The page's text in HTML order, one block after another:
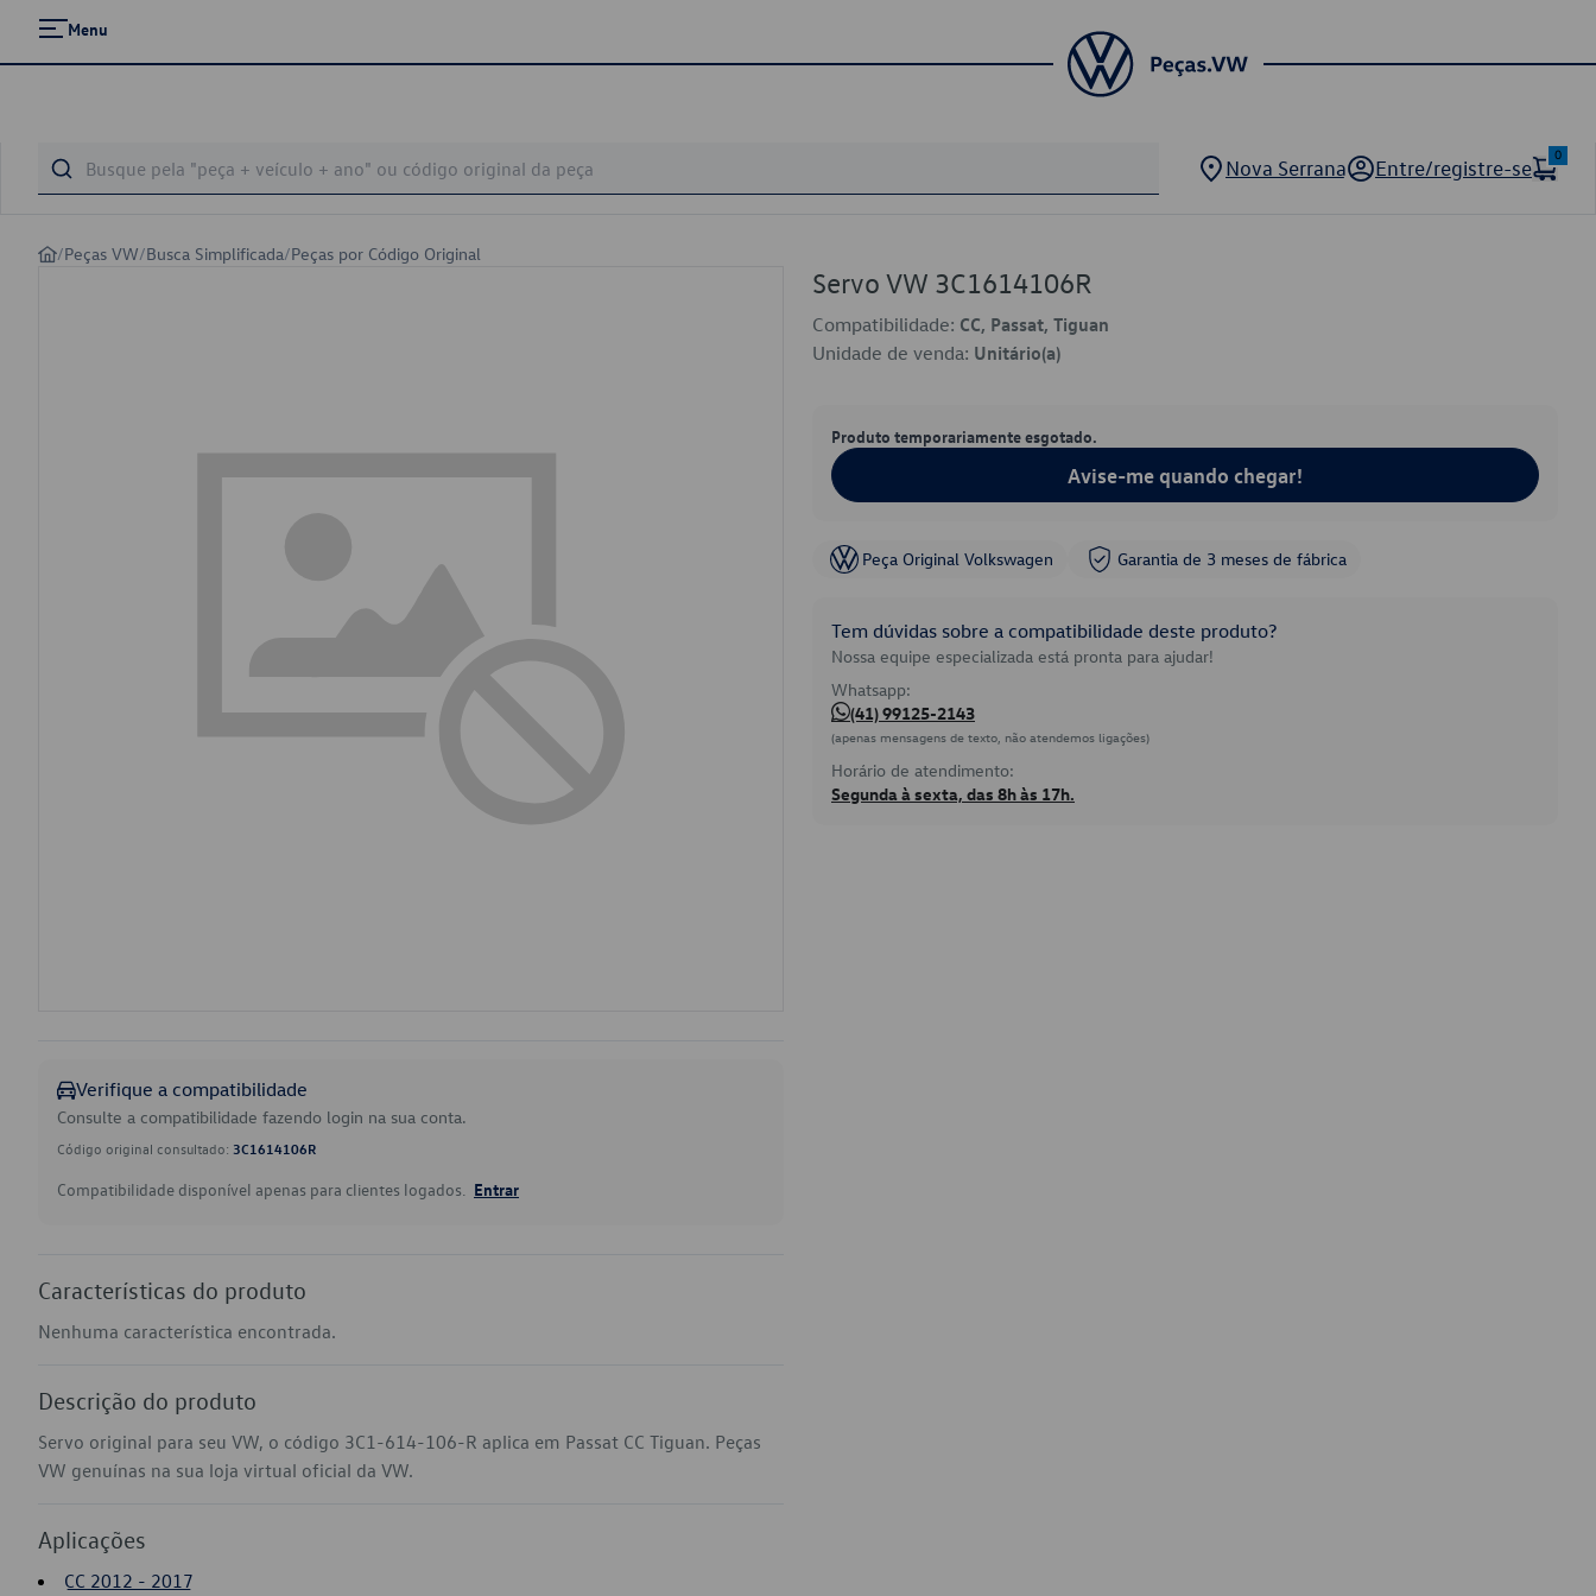
Menu
Nova Serrana Entre/registre-se
0
/Peças VW/Busca Simplificada/Peças por Código Original
Verifique a compatibilidade
Consulte a compatibilidade fazendo login na sua conta.
Código original consultado: 3C1614106R
Compatibilidade disponível apenas para clientes logados. Entrar
Características do produto
Nenhuma característica encontrada.
Descrição do produto
Servo original para seu VW, o código 3C1-614-106-R aplica em Passat CC Tiguan. Peças
VW genuínas na sua loja virtual oficial da VW.
Aplicações
CC 2012 - 2017
Servo VW 3C1614106R
Compatibilidade: CC, Passat, Tiguan
Unidade de venda: Unitário(a)
Produto temporariamente esgotado.
Avise-me quando chegar!
Peça Original Volkswagen Garantia de 3 meses de fábrica
Tem dúvidas sobre a compatibilidade deste produto?
Nossa equipe especializada está pronta para ajudar!
Whatsapp:
(41) 99125-2143
(apenas mensagens de texto, não atendemos ligações)
Horário de atendimento:
Segunda à sexta, das 8h às 17h.